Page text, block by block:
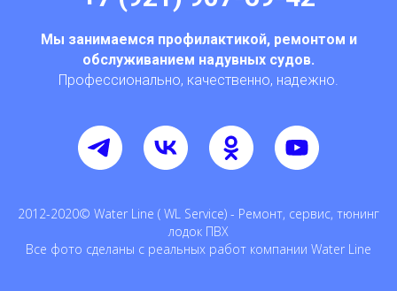
Мы занимаемся профилактикой, ремонтом и
обслуживанием надувных судов.
Профессионально, качественно, надежно.
2012-2020© Water Line ( WL Service) - Ремонт, сервис, тюнинг
лодок ПВХ
Все фото сделаны с реальных работ компании Water Line